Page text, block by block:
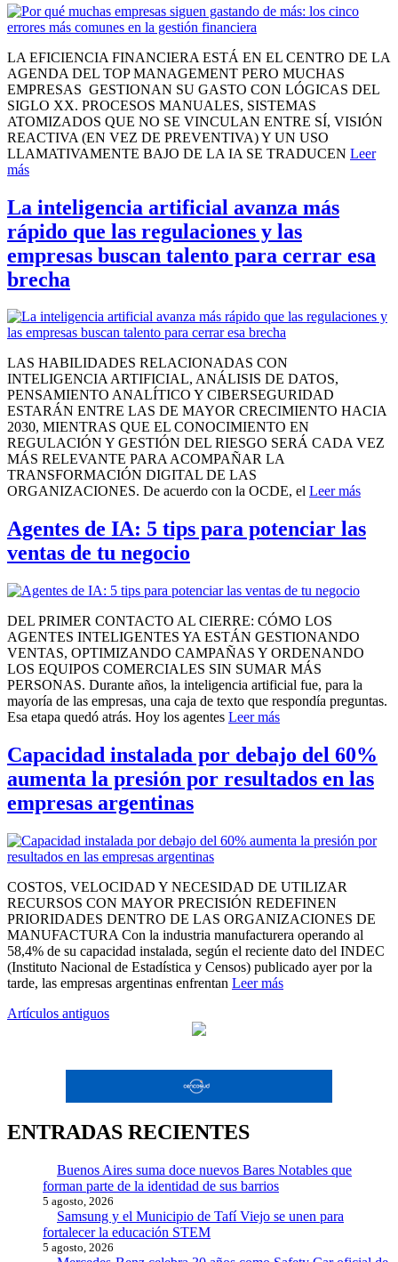
LA EFICIENCIA FINANCIERA ESTÁ EN EL CENTRO DE LA
AGENDA DEL TOP MANAGEMENT PERO MUCHAS
EMPRESAS GESTIONAN SU GASTO CON LÓGICAS DEL
SIGLO XX. PROCESOS MANUALES, SISTEMAS
ATOMIZADOS QUE NO SE VINCULAN ENTRE SÍ, VISIÓN
REACTIVA (EN VEZ DE PREVENTIVA) Y UN USO
LLAMATIVAMENTE BAJO DE LA IA SE TRADUCEN Leer
más
La inteligencia artificial avanza más
rápido que las regulaciones y las
empresas buscan talento para cerrar esa
brecha
LAS HABILIDADES RELACIONADAS CON
INTELIGENCIA ARTIFICIAL, ANÁLISIS DE DATOS,
PENSAMIENTO ANALÍTICO Y CIBERSEGURIDAD
ESTARÁN ENTRE LAS DE MAYOR CRECIMIENTO HACIA
2030, MIENTRAS QUE EL CONOCIMIENTO EN
REGULACIÓN Y GESTIÓN DEL RIESGO SERÁ CADA VEZ
MÁS RELEVANTE PARA ACOMPAÑAR LA
TRANSFORMACIÓN DIGITAL DE LAS
ORGANIZACIONES. De acuerdo con la OCDE, el Leer más
Agentes de IA: 5 tips para potenciar las
ventas de tu negocio
DEL PRIMER CONTACTO AL CIERRE: CÓMO LOS
AGENTES INTELIGENTES YA ESTÁN GESTIONANDO
VENTAS, OPTIMIZANDO CAMPAÑAS Y ORDENANDO
LOS EQUIPOS COMERCIALES SIN SUMAR MÁS
PERSONAS. Durante años, la inteligencia artificial fue, para la
mayoría de las empresas, una caja de texto que respondía preguntas.
Esa etapa quedó atrás. Hoy los agentes Leer más
Capacidad instalada por debajo del 60%
aumenta la presión por resultados en las
empresas argentinas
COSTOS, VELOCIDAD Y NECESIDAD DE UTILIZAR
RECURSOS CON MAYOR PRECISIÓN REDEFINEN
PRIORIDADES DENTRO DE LAS ORGANIZACIONES DE
MANUFACTURA Con la industria manufacturera operando al
58,4% de su capacidad instalada, según el reciente dato del INDEC
(Instituto Nacional de Estadística y Censos) publicado ayer por la
tarde, las empresas argentinas enfrentan Leer más
Navegación
entradas
Artículos antiguos
ENTRADAS RECIENTES
Buenos Aires suma doce nuevos Bares Notables que
forman parte de la identidad de sus barrios
5 agosto, 2026
Samsung y el Municipio de Tafí Viejo se unen para
fortalecer la educación STEM
5 agosto, 2026